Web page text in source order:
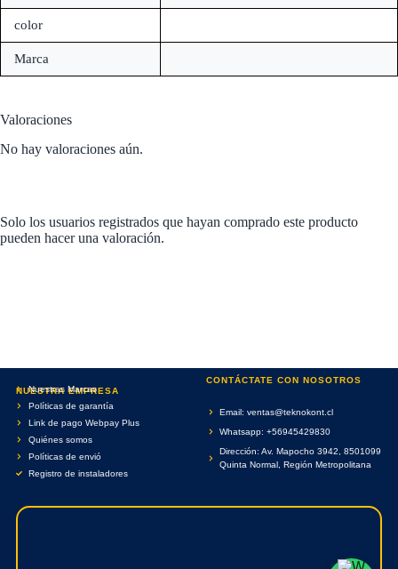
color
Marca
Valoraciones
No hay valoraciones aún.
Solo los usuarios registrados que hayan comprado este producto
pueden hacer una valoración.
NUESTRA EMPRESA
Nuestras Marcas
Políticas de garantía
Link de pago Webpay Plus
Quiénes somos
Políticas de envió
Registro de instaladores
CONTÁCTATE CON NOSOTROS
Email: ventas@teknokont.cl
Whatsapp: +56945429830
Dirección: Av. Mapocho 3942, 8501099
Quinta Normal, Región Metropolitana